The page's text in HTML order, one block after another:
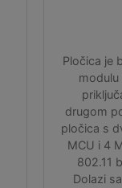
Pločica je
modulu
drugom
pločica s
MCU i 4
802.11
Dolazi